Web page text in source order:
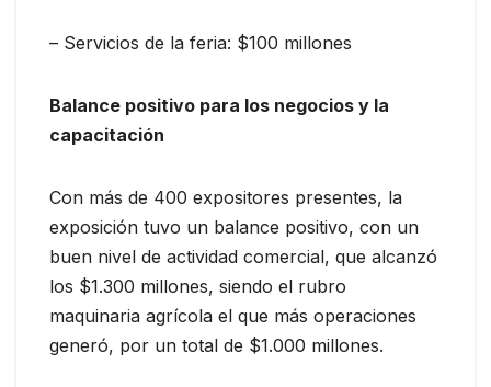
– Servicios de la feria: $100 millones
Balance positivo para los negocios y la
capacitación
Con más de 400 expositores presentes, la
exposición tuvo un balance positivo, con un
buen nivel de actividad comercial, que alcanzó
los $1.300 millones, siendo el rubro
maquinaria agrícola el que más operaciones
generó, por un total de $1.000 millones.